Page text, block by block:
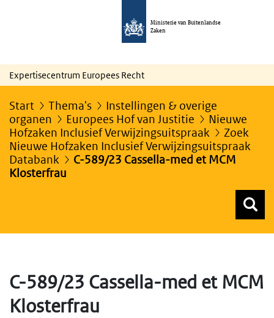
Ministerie van Buitenlandse
Zaken
Expertisecentrum Europees Recht
Start Thema's
Instellingen & overige
organen
Europees Hof van Justitie
Nieuwe
Hofzaken Inclusief Verwijzingsuitspraak
Zoek
Nieuwe Hofzaken Inclusief Verwijzingsuitspraak
Databank
C-589/23 Cassella-med et MCM
Klosterfrau
C-589/23 Cassella-med et MCM
Klosterfrau